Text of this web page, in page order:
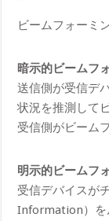
ビームフォーミ
暗示的ビームフ
送信側が受信デ
状況を推測して
受信側がビーム
明示的ビームフ
受信デバイスが
Information）を